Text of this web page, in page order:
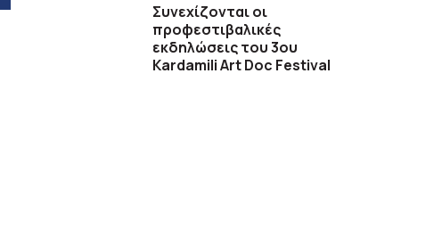
Συνεχίζονται οι
προφεστιβαλικές
εκδηλώσεις του 3ου
Kardamili Art Doc Festival